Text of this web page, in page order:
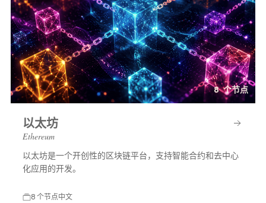
8 个节点
以太坊
Ethereum
以太坊是一个开创性的区块链平台，支持智能合约和去中心
化应用的开发。
8 个节点中文